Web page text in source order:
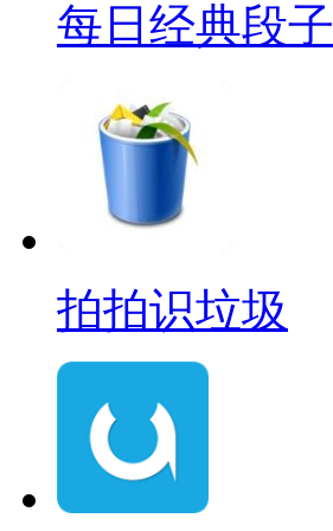
每日经典段子
拍拍识垃圾